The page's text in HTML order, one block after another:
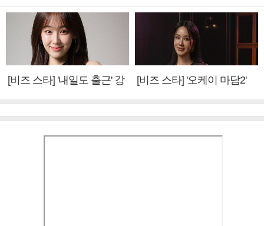
[비즈 스타] '내일도 출근' 강
[비즈 스타] '오케이 마담2'